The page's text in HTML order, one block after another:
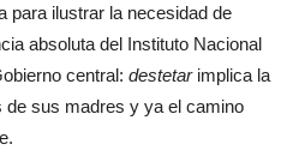
para ilustrar la necesidad de
absoluta del Instituto Nacional
central: destetarimplica la
de sus madres y ya el camino